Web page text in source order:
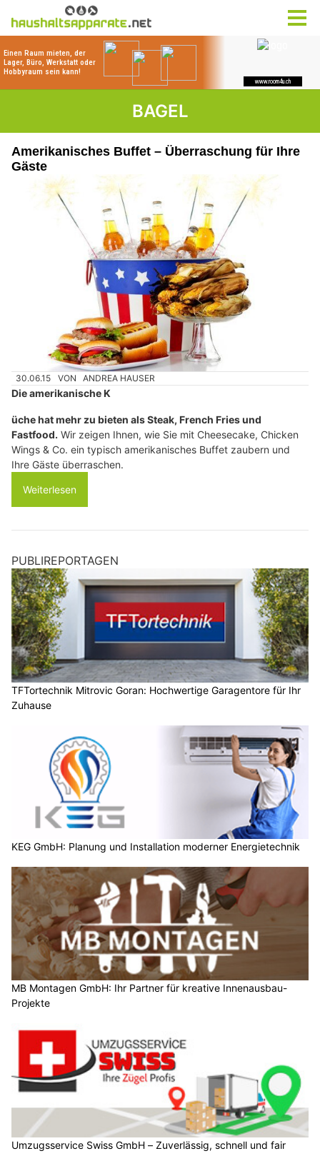
BAGEL
Amerikanisches Buffet – Überraschung für Ihre
Gäste
30.06.15 VON ANDREA HAUSER
Die amerikanische K
üche hat mehr zu bieten als Steak, French Fries und
Fastfood. Wir zeigen Ihnen, wie Sie mit Cheesecake, Chicken
Wings & Co. ein typisch amerikanisches Buffet zaubern und
Ihre Gäste überraschen.
Weiterlesen
PUBLIREPORTAGEN
TFTortechnik Mitrovic Goran: Hochwertige Garagentore für Ihr
Zuhause
KEG GmbH: Planung und Installation moderner Energietechnik
MB Montagen GmbH: Ihr Partner für kreative Innenausbau-
Projekte
Umzugsservice Swiss GmbH – Zuverlässig, schnell und fair